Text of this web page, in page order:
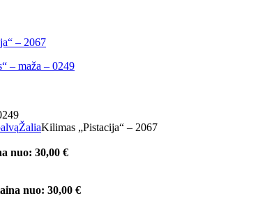
ŽaliaKilimas „Pistacija“ – 2067
nuo: 30,00 €
nuo: 30,00 €